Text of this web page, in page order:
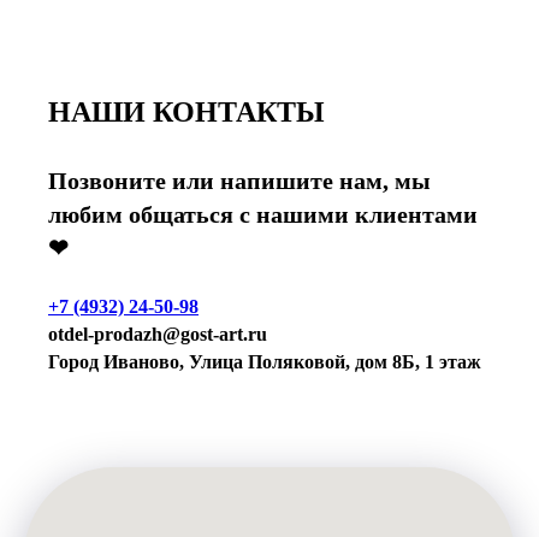
НАШИ КОНТАКТЫ
Позвоните или напишите нам, мы
любим общаться с нашими клиентами
❤
+7 (4932) 24-50-98
otdel-prodazh@gost-art.ru
Город Иваново, Улица Поляковой, дом 8Б, 1 этаж